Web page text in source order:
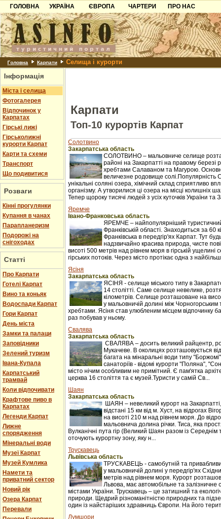
ГОЛОВНА
УКРАЇНА
Карпати
Азов
Причорноморря
Шацьк
ЄВРОПА
Чорногорія
Хорватія
Болгарія
Албанія
ЧАРТЕРИ
ПРО НАС
Контакти
Партнерам
Додати готель
Головна Карпати Селища і курорти
Інформація
Міста і селища
Фотогалерея
Відпочинок у
Карпатах
Гірські лижі
Гірськолижні
курорти Карпат
Карти та схеми
Транспорт
Що подивитися
Розваги
Кінні прогулянки
Купання в чанах
Парапланеризм
Подорожі на
снігоходах
Статті
Про Карпати
Готелі Карпат
Вино та коньяк
Водоспади Карпат
Гори Карпат
День міста
Замки та палаци
Заповідники
Зелений туризм
Івана-Купала
Карпатський
трамвай
Коли відпочивати
Крафтове пиво в
Карпатах
Легенди Карпат
Лижне
спорядження
Мінеральні води
Музеї Карпат
Музей Кумлика
Намети та
приватний сектор
Новий рік
Озера Карпат
Перевали
Карпати
Топ-10 курортів Карпат
Солотвино
Закарпатська область
СОЛОТВИНО – мальовниче селище
районі на Закарпатті на правому березі
хребтами Салаваном та Магурою.
величезне родовище солі.Популярність
унікальні соляні озера, хімічний склад сприятливо
організму. А утворилися ці озера на місці колишніх
Тепер щороку тисячі людей з усіх куточків України та
Яремче
Івано-Франковська область
ЯРЕМЧЕ – найпопулярніший
Франківській області. Знаходиться за 60
Франківська в передгір'ях Карпат. Тут
надзвичайно красива природа, чисте
висоті 500 метрів над рівнем моря в гірській ущелині
гірських потоків. Через місто протікає одна з
Ясіня
Закарпатська область
ЯСІНЯ - селище міського типу в
14 столітті. Саме селище невелике,
кілометрів. Селище розташоване на
у мальовничій долині між
хребтами. Ясіня став улюбленим місцем відпочинку
раз побував у ньому.
Свалява
Закарпатська область
СВАЛЯВА – досить великий райцентр,
Мукачеве. В околицях розташовується
багата на мінаральні води типу
санаторіїв - відомі курорти "Поляна",
місто нічим особливим не примітний. Є пам'ятка
церква 16 століття та є музей.Туристи у самій Св...
Шаян
Закарпатська область
ШАЯН – невеликий курорт на
відстані 15 км від м. Хуст, на відрогах
на висоті 210 м над рівнем моря. До
мальовнича долина річки. Тиса, яка
Вулканічні пута гір (Великий Шаян разом із
оточують курортну зону, яку н...
Трускавець
Львівська область
ТРУСКАВЕЦЬ - самобутній та
у мальовничій долині у передгір'ях
метрів над рівнем моря. Курорт
Львова, має автомобільне та залізничне
містами України. Трускавець – це затишний та
природи. Щедрий різноманітністю природних та
один із найстаріших здравниць Європи. На його
Лумшори